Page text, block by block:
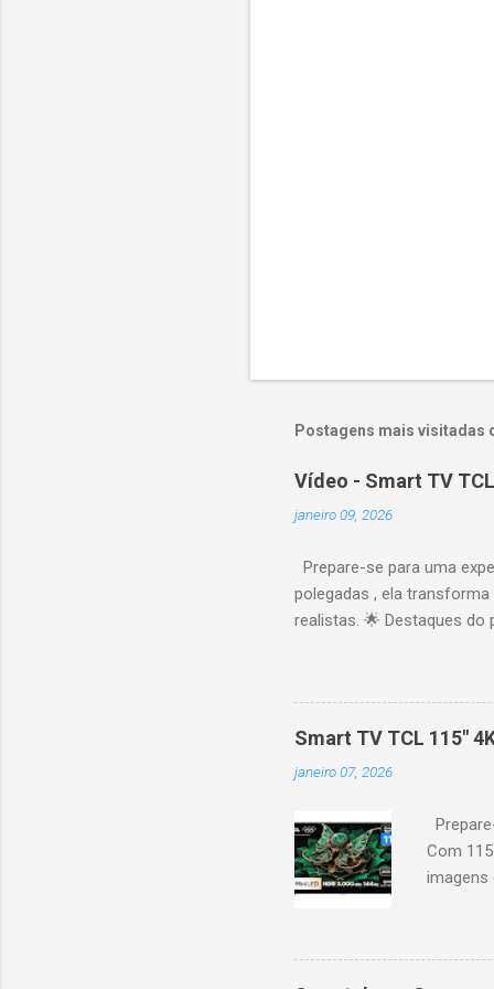
Postagens mais visitadas
Vídeo - Smart TV
janeiro 09, 2026
Prepare-se para uma
polegadas , ela
realistas. 🌟 Destaques do
desempenho otimizado
ideal para esportes e
recomendações
mais. Google Assistente :
Altura: 153,8 cm |
Smart TV TCL 115"
janeiro 07, 2026
Com
imagens
games,